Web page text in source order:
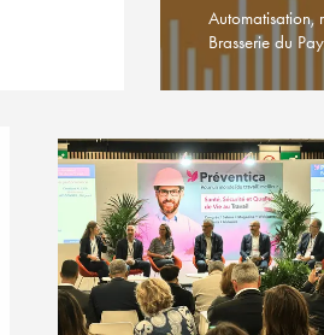
Automatisation,
Brasserie du